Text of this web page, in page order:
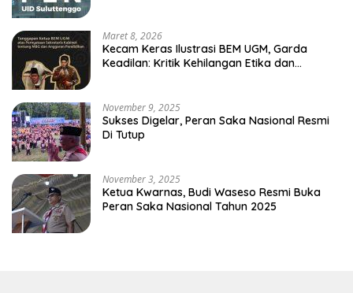
Maret 8, 2026
Kecam Keras Ilustrasi BEM UGM, Garda
Keadilan: Kritik Kehilangan Etika dan
November 9, 2025
Sukses Digelar, Peran Saka Nasional Resmi
Di Tutup
November 3, 2025
Ketua Kwarnas, Budi Waseso Resmi Buka
Peran Saka Nasional Tahun 2025